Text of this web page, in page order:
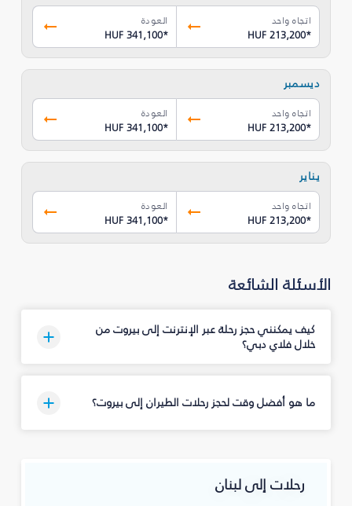
اتجاه واحد
HUF 213,200*
العودة
HUF 341,100*
ديسمبر
اتجاه واحد
HUF 213,200*
العودة
HUF 341,100*
يناير
اتجاه واحد
HUF 213,200*
العودة
HUF 341,100*
الأسئلة الشائعة
كيف يمكنني حجز رحلة عبر الإنترنت إلى بيروت من
خلال فلاي دبي؟
ما هو أفضل وقت لحجز رحلات الطيران إلى بيروت؟
رحلات إلى لبنان